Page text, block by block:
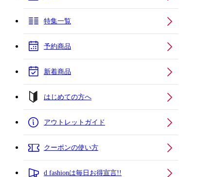
特集一覧
予約商品
新着商品
はじめての方へ
アウトレットガイド
クーポンの使い方
d fashionは毎日お得宣言!!